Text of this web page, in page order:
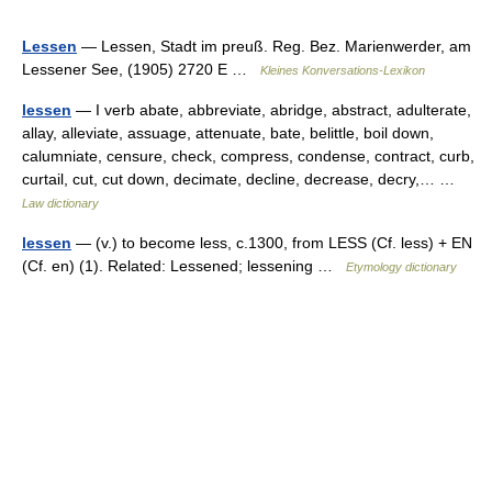
Lessen — Lessen, Stadt im preuß. Reg. Bez. Marienwerder, am
Lessener See, (1905) 2720 E …
Kleines Konversations-Lexikon
lessen — I verb abate, abbreviate, abridge, abstract, adulterate,
allay, alleviate, assuage, attenuate, bate, belittle, boil down,
calumniate, censure, check, compress, condense, contract, curb,
curtail, cut, cut down, decimate, decline, decrease, decry,… …
Law dictionary
lessen — (v.) to become less, c.1300, from LESS (Cf. less) + EN
(Cf. en) (1). Related: Lessened; lessening …
Etymology dictionary